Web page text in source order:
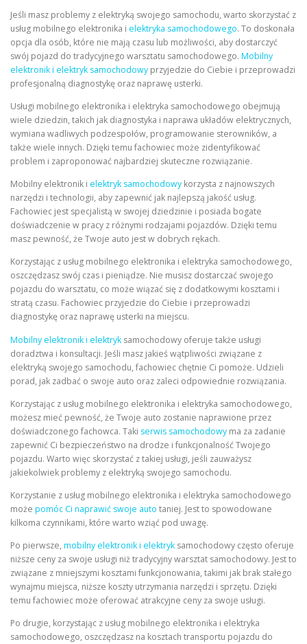
Jeśli masz problemy z elektryką swojego samochodu, warto skorzystać z
usług mobilnego elektronika i elektryka samochodowego. To doskonała
opcja dla osób, które nie mają czasu lub możliwości, aby dostarczyć
swój pojazd do tradycyjnego warsztatu samochodowego. Mobilny
elektronik i elektryk samochodowy przyjedzie do Ciebie i przeprowadzi
profesjonalną diagnostykę oraz naprawę usterki.
Usługi mobilnego elektronika i elektryka samochodowego obejmują
wiele dziedzin, takich jak diagnostyka i naprawa układów elektrycznych,
wymiana wadliwych podzespołów, programowanie sterowników, a
także wiele innych. Dzięki temu fachowiec może zidentyfikować
problem i zaproponować najbardziej skuteczne rozwiązanie.
Mobilny elektronik i elektryk samochodowy korzysta z najnowszych
narzędzi i technologii, aby zapewnić jak najlepszą jakość usług.
Fachowiec jest specjalistą w swojej dziedzinie i posiada bogate
doświadczenie w pracy z różnymi rodzajami pojazdów. Dzięki temu
masz pewność, że Twoje auto jest w dobrych rękach.
Korzystając z usług mobilnego elektronika i elektryka samochodowego,
oszczędzasz swój czas i pieniądze. Nie musisz dostarczać swojego
pojazdu do warsztatu, co może wiązać się z dodatkowymi kosztami i
stratą czasu. Fachowiec przyjedzie do Ciebie i przeprowadzi
diagnostykę oraz naprawę usterki na miejscu.
Mobilny elektronik i elektryk samochodowy oferuje także usługi
doradztwa i konsultacji. Jeśli masz jakieś wątpliwości związane z
elektryką swojego samochodu, fachowiec chętnie Ci pomoże. Udzieli
porad, jak zadbać o swoje auto oraz zaleci odpowiednie rozwiązania.
Korzystając z usług mobilnego elektronika i elektryka samochodowego,
możesz mieć pewność, że Twoje auto zostanie naprawione przez
doświadczonego fachowca. Taki serwis samochodowy ma za zadanie
zapewnić Ci bezpieczeństwo na drodze i funkcjonalność Twojego
pojazdu. Warto więc skorzystać z takiej usługi, jeśli zauważysz
jakiekolwiek problemy z elektryką swojego samochodu.
Korzystanie z usług mobilnego elektronika i elektryka samochodowego
może pomóc Ci naprawić swoje auto taniej. Jest to spowodowane
kilkoma czynnikami, które warto wziąć pod uwagę.
Po pierwsze, mobilny elektronik i elektryk samochodowy często oferuje
niższe ceny za swoje usługi niż tradycyjny warsztat samochodowy. Jest to
związane z mniejszymi kosztami funkcjonowania, takimi jak brak stałego
wynajmu miejsca, niższe koszty utrzymania narzędzi i sprzętu. Dzięki
temu fachowiec może oferować atrakcyjne ceny za swoje usługi.
Po drugie, korzystając z usług mobilnego elektronika i elektryka
samochodowego, oszczędzasz na kosztach transportu pojazdu do